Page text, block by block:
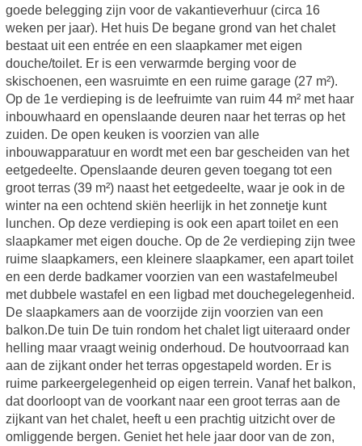
goede belegging zijn voor de vakantieverhuur (circa 16
weken per jaar). Het huis De begane grond van het chalet
bestaat uit een entrée en een slaapkamer met eigen
douche/toilet. Er is een verwarmde berging voor de
skischoenen, een wasruimte en een ruime garage (27 m²).
Op de 1e verdieping is de leefruimte van ruim 44 m² met haar
inbouwhaard en openslaande deuren naar het terras op het
zuiden. De open keuken is voorzien van alle
inbouwapparatuur en wordt met een bar gescheiden van het
eetgedeelte. Openslaande deuren geven toegang tot een
groot terras (39 m²) naast het eetgedeelte, waar je ook in de
winter na een ochtend skiën heerlijk in het zonnetje kunt
lunchen. Op deze verdieping is ook een apart toilet en een
slaapkamer met eigen douche. Op de 2e verdieping zijn twee
ruime slaapkamers, een kleinere slaapkamer, een apart toilet
en een derde badkamer voorzien van een wastafelmeubel
met dubbele wastafel en een ligbad met douchegelegenheid.
De slaapkamers aan de voorzijde zijn voorzien van een
balkon.De tuin De tuin rondom het chalet ligt uiteraard onder
helling maar vraagt weinig onderhoud. De houtvoorraad kan
aan de zijkant onder het terras opgestapeld worden. Er is
ruime parkeergelegenheid op eigen terrein. Vanaf het balkon,
dat doorloopt van de voorkant naar een groot terras aan de
zijkant van het chalet, heeft u een prachtig uitzicht over de
omliggende bergen. Geniet het hele jaar door van de zon,